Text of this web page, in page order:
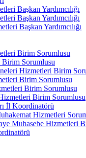
Başkan Yardımcılığı
Başkan Yardımcılığı
Başkan Yardımcılığı
Birim Sorumlusu
Birim Sorumlusu
Hizmetleri Birim
Birim Sorumlusu
Birim Sorumlusu
Birim Sorumlusu
İl Koordinatörü
Hizmetleri
Muhasebe Hizmetleri